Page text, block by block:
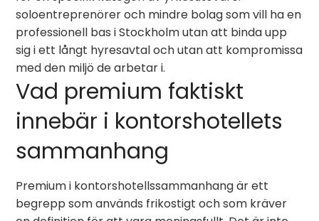
soloentreprenörer och mindre bolag som vill ha en
professionell bas i Stockholm utan att binda upp
sig i ett långt hyresavtal och utan att kompromissa
med den miljö de arbetar i.
Vad premium faktiskt
innebär i kontorshotellets
sammanhang
Premium i kontorshotellssammanhang är ett
begrepp som används frikostigt och som kräver